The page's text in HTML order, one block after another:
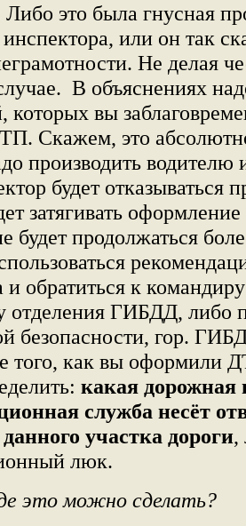
Либо это была гнусная
или он так
Не делая
В объяснениях
которых вы
Скажем, это
производить
будет отказываться
затягивать
будет продолжаться
обратиться к
отделения ГИБДД, либо
безопасности, гор.
того, как вы оформили
какая дорожная
служба несёт
участка дороги,
люк.
это можно сделать?